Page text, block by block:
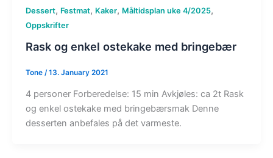
Dessert, Festmat, Kaker, Måltidsplan uke 4/2025,
Oppskrifter
Rask og enkel ostekake med bringebær
Tone /13. January 2021
4 personer Forberedelse: 15 min Avkjøles: ca 2t Rask
og enkel ostekake med bringebærsmak Denne
desserten anbefales på det varmeste.